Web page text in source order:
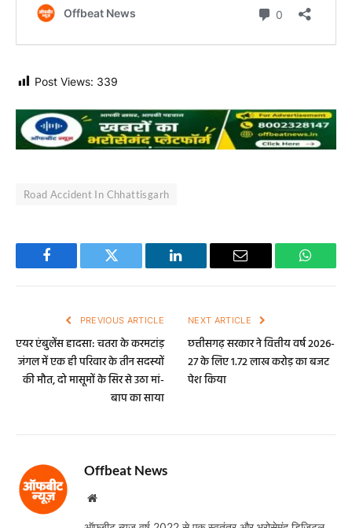
Post Views: 339
Road Accident In Chhattisgarh
Facebook Twitter LinkedIn Email
PREVIOUS ARTICLE
एयर एंबुलेंस हादसा: चतरा के करमटांड़
जंगल में एक ही परिवार के तीन सदस्यों
की मौत, दो मासूमों के सिर से उठा मां-
बाप का साया
NEXT ARTICLE
छत्तीसगढ़ सरकार ने वित्तीय वर्ष 2026-
27 के लिए 1.72 लाख करोड़ का बजट
पेश किया
Offbeat News
Website